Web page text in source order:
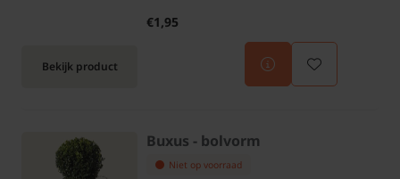
Bekijk product
€1,95
Buxus - bolvorm
Niet op voorraad